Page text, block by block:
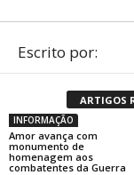
Escrito por:
ARTIGOS
INFORMAÇÃO
Amor avança com
monumento de
homenagem aos
combatentes da Guerra